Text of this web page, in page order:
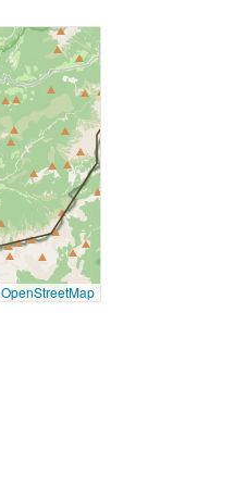
OpenStreetMap